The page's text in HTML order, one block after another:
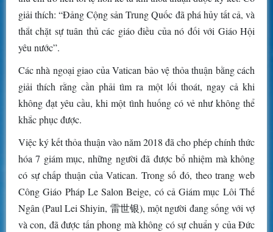
giải thích: “Đảng Cộng sản Trung Quốc đã phá hủy tất cả, và
thắt chặt sự tuân thủ các giáo điều của nó đối với Giáo Hội
yêu nước”.
Các nhà ngoại giao của Vatican bảo vệ thỏa thuận bằng cách
giải thích rằng cần phải tìm ra một lối thoát, ngay cả khi
không đạt yêu cầu, khi một tình huống có vẻ như không thể
khắc phục được.
Việc ký kết thỏa thuận vào năm 2018 đã cho phép chính thức
hóa 7 giám mục, những người đã được bổ nhiệm mà không
có sự chấp thuận của Vatican. Trong số đó, theo trang web
Công Giáo Pháp Le Salon Beige, có cả Giám mục Lôi Thế
Ngân (Paul Lei Shiyin, 雷世银), một người đang sống với vợ
và con, đã được tấn phong mà không có sự chuẩn y của Đức